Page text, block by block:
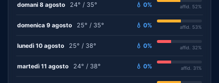
domani 8 agosto 24° / 35° 💧 0% affid. 52%
domenica 9 agosto 25° / 35° 💧 0% affid. 53%
lunedì 10 agosto 25° / 38° 💧 0% affid. 32%
martedì 11 agosto 24° / 38° 💧 0% affid. 31%